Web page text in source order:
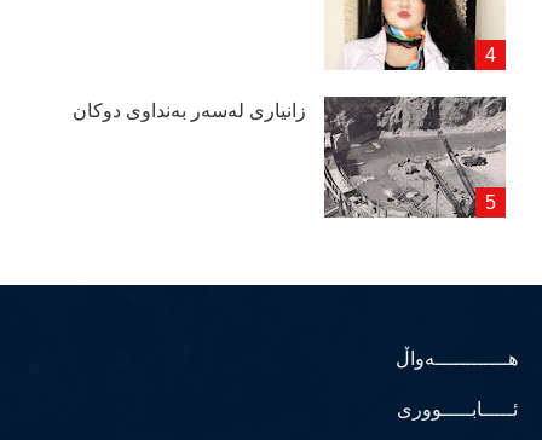
زانیاری لەسەر بەنداوی دوكان
هــــــــــــەواڵ
ئـــــابـــــووری